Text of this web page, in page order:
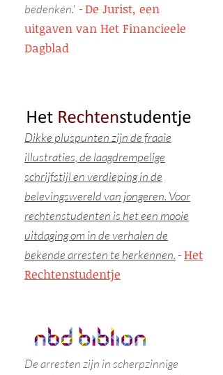
bedenken.' -De Jurist, een
uitgaven van Het Financieele
Dagblad
Dikke pluspunten zijn de fraaie
illustraties, de laagdrempelige
schrijfstijl en verdieping in de
belevingswereld van jongeren. Voor
rechtenstudenten is het een mooie
uitdaging om in de verhalen de
bekende arresten te herkennen.-Het
Rechtenstudentje
De arresten zijn in scherpzinnige